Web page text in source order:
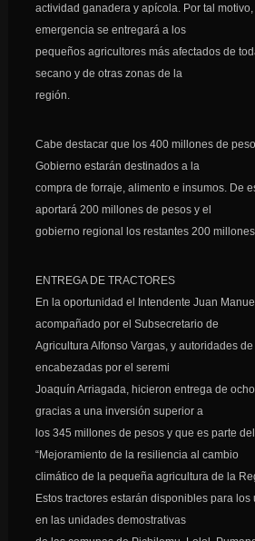
actividad ganadera y apícola. Por tal
emergencia se entregará a los
pequeños agricultores más afectados de
secano y de otras zonas de la
región.
Cabe destacar que los 400 millones de
Gobierno estarán destinados a la
compra de forraje, alimento e insumos. De
aportará 200 millones de pesos y el
gobierno regional los restantes 200 millones
ENTREGA DE TRACTORES
En la oportunidad el Intendente Juan
acompañado por el Subsecretario de
Agricultura Alfonso Vargas, y autoridades
encabezadas por el seremi
Joaquín Arriagada, hicieron entrega de
gracias a una inversión superior a
los 345 millones de pesos y que es parte
“Mejoramiento de la resiliencia al cambio
climático de la pequeña agricultura de la
Estos tractores estarán disponibles para
en las unidades demostrativas